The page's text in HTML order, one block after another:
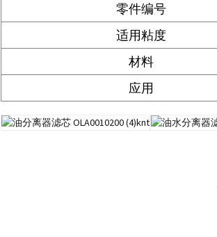
零件编号
适用粘度
材料
应用